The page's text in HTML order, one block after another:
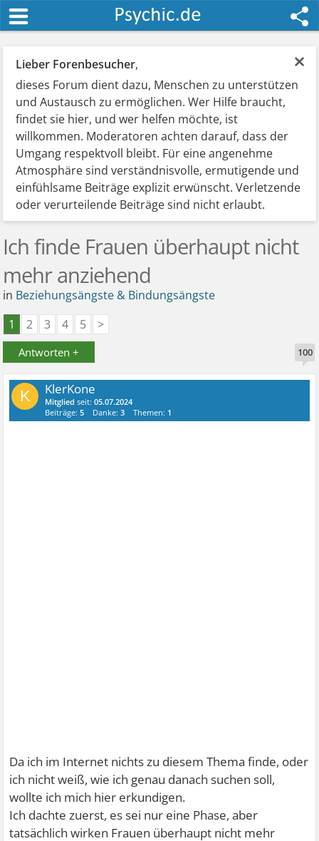
×
Lieber Forenbesucher,
dieses Forum dient dazu, Menschen zu unterstützen
und Austausch zu ermöglichen. Wer Hilfe braucht,
findet sie hier, und wer helfen möchte, ist
willkommen. Moderatoren achten darauf, dass der
Umgang respektvoll bleibt. Für eine angenehme
Atmosphäre sind verständnisvolle, ermutigende und
einfühlsame Beiträge explizit erwünscht. Verletzende
oder verurteilende Beiträge sind nicht erlaubt.
Ich finde Frauen überhaupt nicht
mehr anziehend
in Beziehungsängste & Bindungsängste
1
2 3 4 5 >
Antworten + 100
K KlerKone
Mitglied seit:05.07.2024
Beiträge:5 Danke:3 Themen: 1
Da ich im Internet nichts zu diesem Thema finde, oder
ich nicht weiß, wie ich genau danach suchen soll,
wollte ich mich hier erkundigen.
Ich dachte zuerst, es sei nur eine Phase, aber
tatsächlich wirken Frauen überhaupt nicht mehr